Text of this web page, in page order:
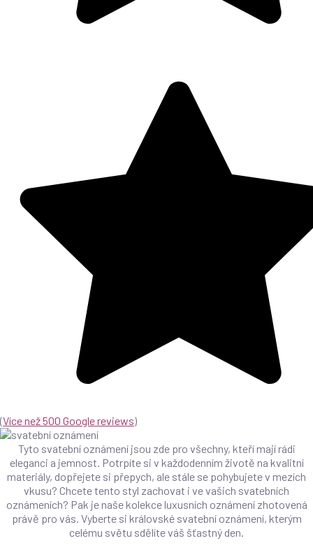
(Více než 500 Google reviews)
Tyto svatební oznámení jsou zde pro všechny, kteří mají rádi
eleganci a jemnost. Potrpíte si v každodenním životě na kvalitní
materiály, dopřejete si přepych, ale stále se pohybujete v mezích
vkusu? Chcete tento styl zachovat i ve vašich svatebních
oznámeních? Pak je naše kolekce luxusních oznámení zhotovená
právě pro vás. Vyberte si královské svatební oznámení, kterým
celému světu sdělíte váš šťastný den.